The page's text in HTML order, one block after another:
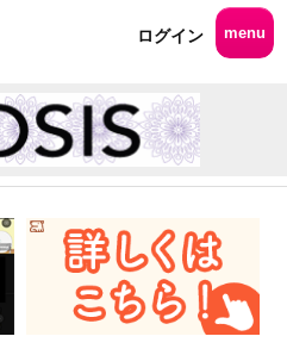
ログイン menu